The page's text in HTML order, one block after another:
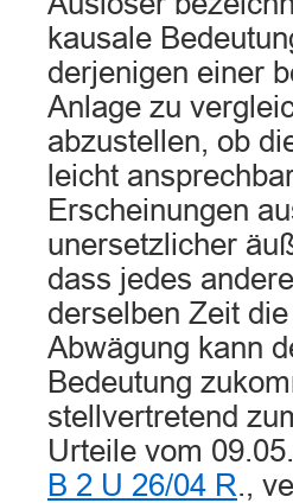
kausale
derjenigen einer
Anlage zu
abzustellen, ob
leicht
Erscheinungen
unersetzlicher
dass jedes
derselben Zeit
Abwägung kann
Bedeutung
stellvertretend
Urteile vom
B 2 U 26/04 R.,